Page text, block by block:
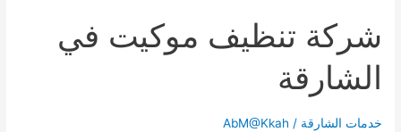
شركة تنظيف موكيت في
الشارقة
خدمات الشارقة /
AbM@Kkah